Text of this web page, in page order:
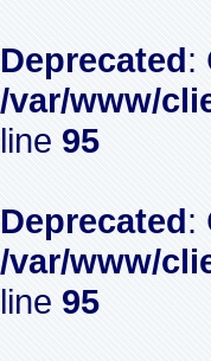
Deprecated:
/var/www/
line 95
Deprecated:
/var/www/
line 95